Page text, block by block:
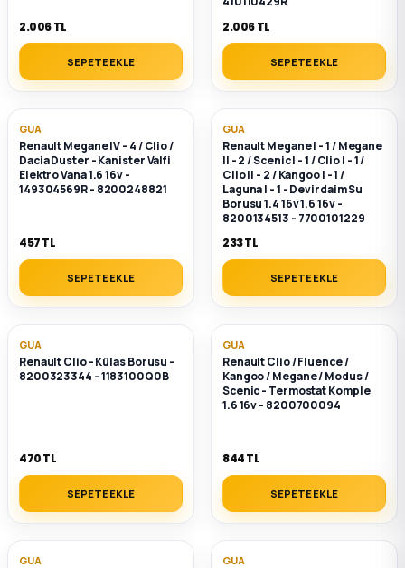
2.006 TL
SEPETE EKLE
2.006 TL
SEPETE EKLE
GUA
Renault Megane IV - 4 / Clio /
Dacia Duster - Kanister Valfi
Elektro Vana 1.6 16v -
149304569R - 8200248821
457 TL
SEPETE EKLE
GUA
Renault Megane I - 1 / Megane
II - 2 / Scenic I - 1 / Clio I - 1 /
Clio II - 2 / Kangoo I - 1 /
Laguna I - 1 - Devirdaim Su
Borusu 1.4 16v 1.6 16v -
8200134513 - 7700101229
233 TL
SEPETE EKLE
GUA
Renault Clio - Külas Borusu -
8200323344 - 1183100Q0B
470 TL
SEPETE EKLE
GUA
Renault Clio / Fluence /
Kangoo / Megane / Modus /
Scenic - Termostat Komple
1.6 16v - 8200700094
844 TL
SEPETE EKLE
GUA GUA